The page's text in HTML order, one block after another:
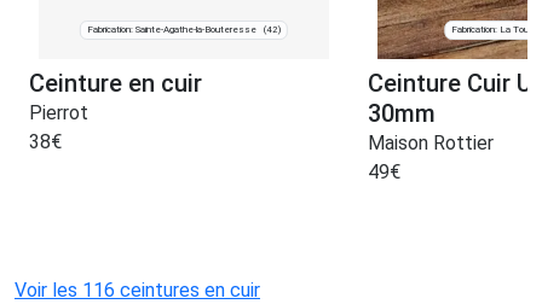
Fabrication: Sainte-Agathe-la-Bouteresse (42)
Ceinture en cuir
Pierrot
38€
Fabrication: La Tour
Ceinture Cuir
30mm
Maison Rottier
49€
Voir les 116 ceintures en cuir